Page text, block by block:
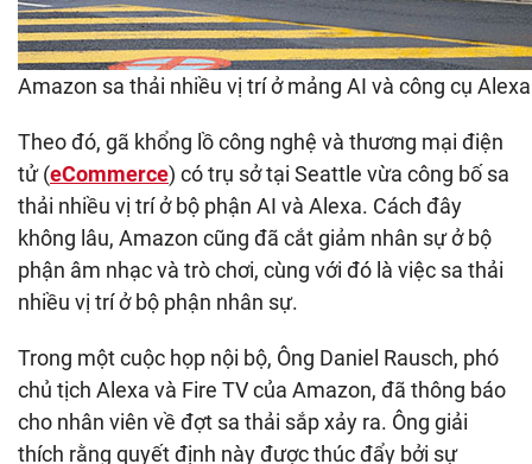
Amazon sa thải nhiều vị trí ở mảng AI và công cụ Alexa
Theo đó, gã khổng lồ công nghệ và thương mại điện
tử (eCommerce) có trụ sở tại Seattle vừa công bố sa
thải nhiều vị trí ở bộ phận AI và Alexa. Cách đây
không lâu, Amazon cũng đã cắt giảm nhân sự ở bộ
phận âm nhạc và trò chơi, cùng với đó là việc sa thải
nhiều vị trí ở bộ phận nhân sự.
Trong một cuộc họp nội bộ, Ông Daniel Rausch, phó
chủ tịch Alexa và Fire TV của Amazon, đã thông báo
cho nhân viên về đợt sa thải sắp xảy ra. Ông giải
thích rằng quyết định này được thúc đẩy bởi sự